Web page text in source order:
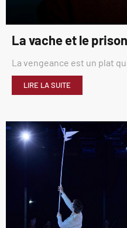
La vache et le
La vengeance est un plat
LIRE LA SUITE